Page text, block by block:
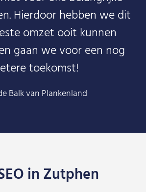
Hierdoor hebben we dit
omzet ooit kunnen
gaan we voor een nog
toekomst!
Balk van Plankenland
in Zutphen